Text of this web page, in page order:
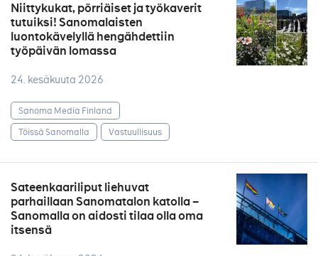
Niittykukat, pörriäiset ja työkaverit
tutuiksi! Sanomalaisten
luontokävelyllä hengähdettiin
työpäivän lomassa
24. kesäkuuta 2026
Sanoma Media Finland
Töissä Sanomalla
Vastuullisuus
Sateenkaariliput liehuvat
parhaillaan Sanomatalon katolla –
Sanomalla on aidosti tilaa olla oma
itsensä